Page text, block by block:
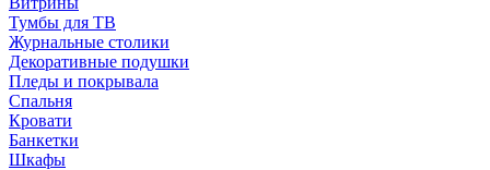
Тумбы для ТВ
Журнальные столики
Декоративные подушки
Пледы и покрывала
Спальня
Кровати
Банкетки
Шкафы